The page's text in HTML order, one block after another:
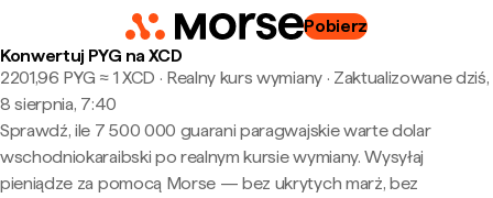
Pobierz
Konwertuj PYG na XCD
2201,96 PYG ≈ 1 XCD · Realny kurs wymiany· Zaktualizowane dziś,
8 sierpnia, 7:40
Sprawdź, ile 7 500 000 guarani paragwajskie warte dolar
wschodniokaraibski po realnym kursie wymiany. Wysyłaj
pieniądze za pomocą Morse — bez ukrytych marż, bez